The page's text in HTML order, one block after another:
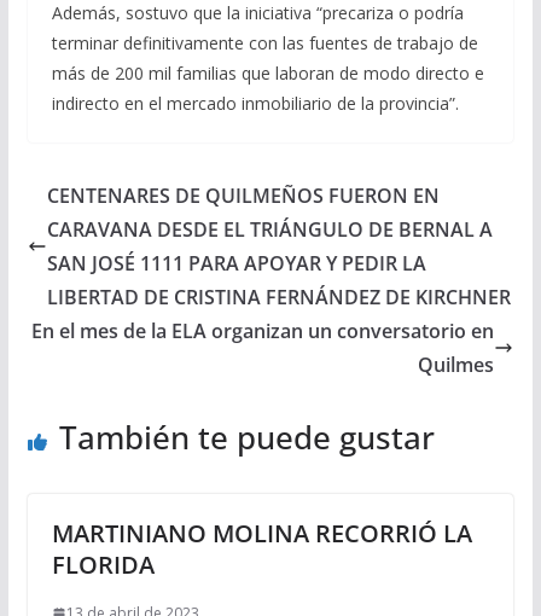
Además, sostuvo que la iniciativa “precariza o podría
terminar definitivamente con las fuentes de trabajo de
más de 200 mil familias que laboran de modo directo e
indirecto en el mercado inmobiliario de la provincia”.
CENTENARES DE QUILMEÑOS FUERON EN
CARAVANA DESDE EL TRIÁNGULO DE BERNAL A
SAN JOSÉ 1111 PARA APOYAR Y PEDIR LA
LIBERTAD DE CRISTINA FERNÁNDEZ DE KIRCHNER
En el mes de la ELA organizan un conversatorio en
Quilmes
También te puede gustar
MARTINIANO MOLINA RECORRIÓ LA
FLORIDA